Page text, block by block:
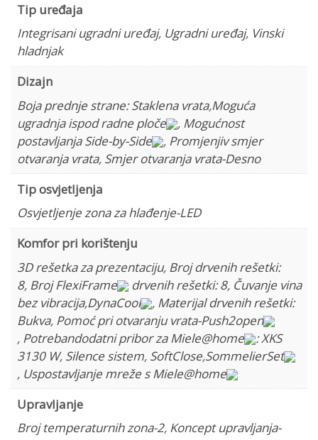
Tip uređaja
Integrisani ugradni uređaj, Ugradni uređaj, Vinski
hladnjak
Dizajn
Boja prednje strane: Staklena vrata,Moguća
ugradnja ispod radne ploče
, Mogućnost
postavljanja Side-by-Side
, Promjenjiv smjer
otvaranja vrata, Smjer otvaranja vrata-Desno
Tip osvjetljenja
Osvjetljenje zona za hlađenje-LED
Komfor pri korištenju
3D rešetka za prezentaciju, Broj drvenih rešetki:
8, Broj FlexiFrame drvenih rešetki: 8, Čuvanje vina
bez vibracija,DynaCool , Materijal drvenih rešetki:
Bukva, Pomoć pri otvaranju vrata-Push2open
, Potrebandodatni pribor za Miele@home
: XKS
3130 W, Silence sistem, SoftClose,SommelierSet
, Uspostavljanje mreže s Miele@home
Upravljanje
Broj temperaturnih zona-2, Koncept upravljanja-